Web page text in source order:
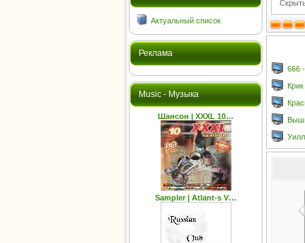
Актуальный список
Реклама
Music - Музыка
Шансон | XXXL 10…
Sampler | Atlant-s V…
666